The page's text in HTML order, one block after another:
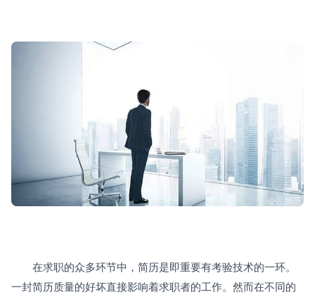
在求职的众多环节中，简历是即重要有考验技术的一环。
一封简历质量的好坏直接影响着求职者的工作。然而在不同的